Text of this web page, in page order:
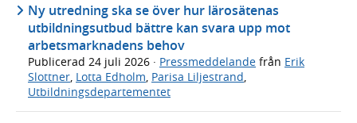
Ny utredning ska se över hur lärosätenas
utbildningsutbud bättre kan svara upp mot
arbetsmarknadens behov
Publicerad 24 juli 2026 · Pressmeddelande från Erik
Slottner Lotta Edholm Parisa Liljestrand
Utbildningsdepartementet